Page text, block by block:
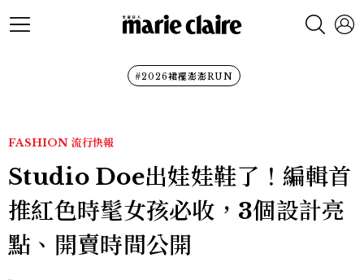
#2026裙襬澎澎RUN
FASHION 流行快報
Studio Doe出娃娃鞋了！編輯首
推紅色時髦女孩必收，3個設計亮
點、開賣時間公開